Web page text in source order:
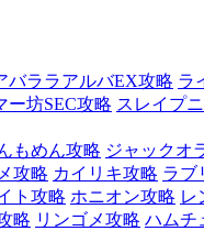
バララアルバEX攻略 ラ
ー坊SEC攻略 スレイプ
もめん攻略 ジャックオ
攻略 カイリキ攻略 ラブ
ト攻略 ホニオン攻略 レ
略 リンゴメ攻略 ハムチ